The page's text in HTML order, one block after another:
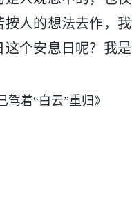
人的想法去作，我
个安息日呢？我是
着“白云”重归》